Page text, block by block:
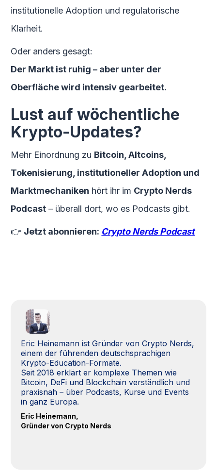
institutionelle Adoption und regulatorische
Klarheit.
Oder anders gesagt:
Der Markt ist ruhig – aber unter der
Oberfläche wird intensiv gearbeitet.
Lust auf wöchentliche
Krypto-Updates?
Mehr Einordnung zu Bitcoin, Altcoins,
Tokenisierung, institutioneller Adoption und
Marktmechaniken hört ihr im Crypto Nerds
Podcast – überall dort, wo es Podcasts gibt.
👉 Jetzt abonnieren: Crypto Nerds Podcast
Eric Heinemann ist Gründer von Crypto Nerds,
einem der führenden deutschsprachigen
Krypto-Education-Formate.
Seit 2018 erklärt er komplexe Themen wie
Bitcoin, DeFi und Blockchain verständlich und
praxisnah – über Podcasts, Kurse und Events
in ganz Europa.
Eric Heinemann,
Gründer von Crypto Nerds